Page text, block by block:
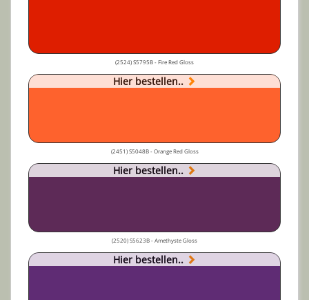
(2524) S5795B - Fire Red Gloss
Hier bestellen..
(2451) S5048B - Orange Red Gloss
Hier bestellen..
(2520) S5623B - Amethyste Gloss
Hier bestellen..